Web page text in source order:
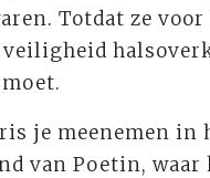
Totdat ze voor
veiligheid
je meenemen in
van Poetin, waar